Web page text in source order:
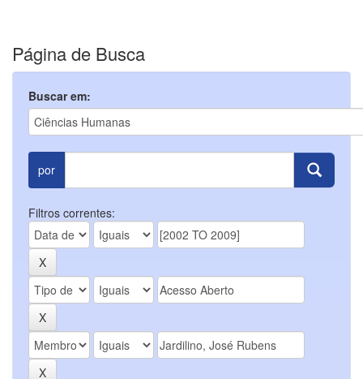
Página de Busca
Buscar em:
por
Filtros correntes: